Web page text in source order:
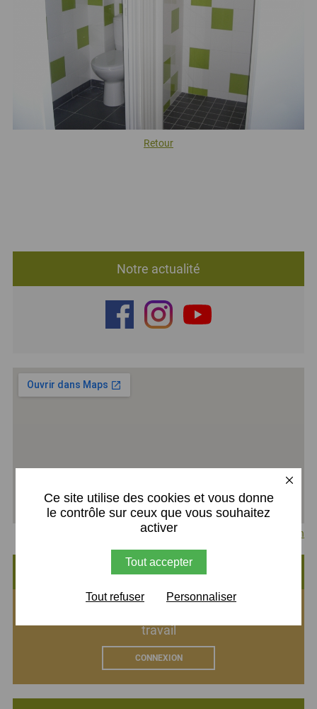
Retour
Notre actualité
Agrandir le plan
i-MFR
travail
CONNEXION
X
Ce site utilise des cookies et vous donne
le contrôle sur ceux que vous souhaitez
activer
Tout accepter
Tout refuser Personnaliser